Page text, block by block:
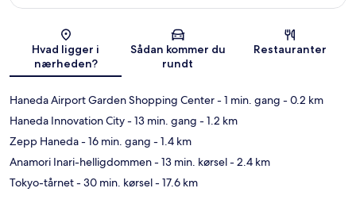
Hvad ligger i
nærheden?
Sådan kommer du
rundt
Restauranter
Haneda Airport Garden Shopping Center- 1 min. gang - 0.2 km
Haneda Innovation City- 13 min. gang - 1.2 km
Zepp Haneda- 16 min. gang - 1.4 km
Anamori Inari-helligdommen- 13 min. kørsel- 2.4 km
Tokyo-tårnet- 30 min. kørsel- 17.6 km